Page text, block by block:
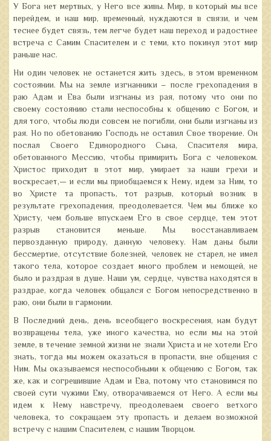
У Бога нет мертвых, у Него все живы. Мир, в который мы все
перейдем, и наш мир, временный, нуждаются в связи, и чем
теснее будет связь, тем легче будет наш переход и радостнее
встреча с Самим Спасителем и с теми, кто покинул этот мир
раньше нас.
Ни один человек не останется жить здесь, в этом временном
состоянии. Мы на земле изгнанники – после грехопадения в
раю Адам и Ева были изгнаны из рая, потому что они по
своему состоянию стали неспособны к общению с Богом, и
для того, чтобы люди совсем не погибли, они были изгнаны из
рая. Но по обетованию Господь не оставил Свое творение. Он
послал Своего Единородного Сына, Спасителя мира,
обетованного Мессию, чтобы примирить Бога с человеком.
Христос приходит в этот мир, умирает за наши грехи и
воскресает,— и если мы приобщаемся к Нему, идем за Ним, то
во Христе та пропасть, тот разрыв, который возник в
результате грехопадения, преодолевается. Чем мы ближе ко
Христу, чем больше впускаем Его в свое сердце, тем этот
разрыв становится меньше. Мы восстанавливаем
первозданную природу, данную человеку. Нам даны были
бессмертие, отсутствие болезней, человек не старел, не имел
такого тела, которое создает много проблем и немощей, не
было и раздрая в душе. Наши ум, сердце, чувства находятся в
раздрае, когда человек общался с Богом непосредственно в
раю, они были в гармонии.
В Последний день, день всеобщего воскресения, нам будут
возвращены тела, уже иного качества, но если мы на этой
земле, в течение земной жизни не знали Христа и не хотели Его
знать, тогда мы можем оказаться в пропасти, вне общения с
Ним. Мы оказываемся неспособными к общению с Богом, так
же, как и согрешившие Адам и Ева, потому что становимся по
своей сути чужими Ему, отворачиваемся от Него. А если мы
идем к Нему навстречу, преодолеваем своего ветхого
человека, то сокращаем эту пропасть и делаем возможной
встречу с нашим Спасителем, с нашим Творцом.